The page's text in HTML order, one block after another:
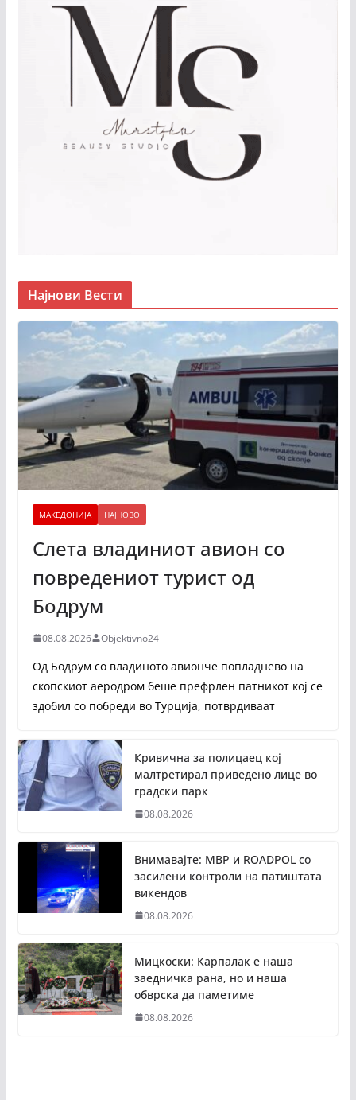
Најнови Вести
МАКЕДОНИЈА НАЈНОВО
Слета владиниот авион со
повредениот турист од
Бодрум
08.08.2026 Objektivno24
Од Бодрум со владиното авионче попладнево на
скопскиот аеродром беше префрлен патникот кој се
здобил со побреди во Турција, потврдиваат
Кривична за полицаец кој
малтретирал приведено лице во
градски парк
08.08.2026
Внимавајте: МВР и ROADPOL со
засилени контроли на патиштата
викендов
08.08.2026
Мицкоски: Карпалак е наша
заедничка рана, но и наша
обврска да паметиме
08.08.2026